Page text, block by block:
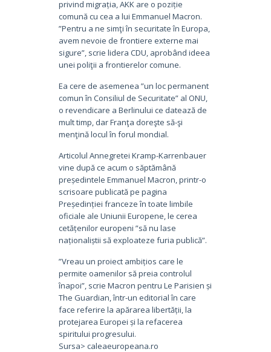
privind migrația, AKK are o poziție
comună cu cea a lui Emmanuel Macron.
”Pentru a ne simţi în securitate în Europa,
avem nevoie de frontiere externe mai
sigure”, scrie lidera CDU, aprobând ideea
unei poliţii a frontierelor comune.
Ea cere de asemenea ”un loc permanent
comun în Consiliul de Securitate” al ONU,
o revendicare a Berlinului ce datează de
mult timp, dar Franţa doreşte să-şi
menţină locul în forul mondial.
Articolul Annegretei Kramp-Karrenbauer
vine după ce acum o săptămână
președintele Emmanuel Macron, printr-o
scrisoare publicată pe pagina
Președinției franceze în toate limbile
oficiale ale Uniunii Europene, le cerea
cetățenilor europeni ”să nu lase
naționaliștii să exploateze furia publică”.
”Vreau un proiect ambițios care le
permite oamenilor să preia controlul
înapoi”, scrie Macron pentru Le Parisien și
The Guardian, într-un editorial în care
face referire la apărarea libertății, la
protejarea Europei și la refacerea
spiritului progresului.
Sursa> caleaeuropeana.ro